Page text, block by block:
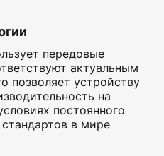
передовые
актуальным
позволяет устройству
на
постоянного
в мире